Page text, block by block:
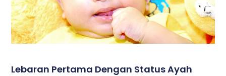
Lebaran Pertama Dengan Status Ayah